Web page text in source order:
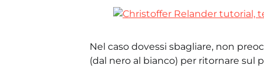
Nel caso dovessi sbagliare, non
(dal nero al bianco) per ritornare sul